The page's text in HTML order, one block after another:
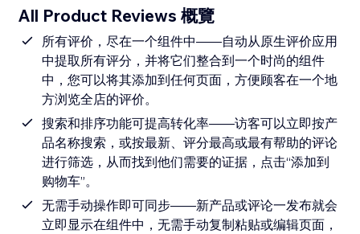
All Product Reviews 概覽
所有评价，尽在一个组件中——自动从原生评价应用
中提取所有评分，并将它们整合到一个时尚的组件
中，您可以将其添加到任何页面，方便顾客在一个地
方浏览全店的评价。
搜索和排序功能可提高转化率——访客可以立即按产
品名称搜索，或按最新、评分最高或最有帮助的评论
进行筛选，从而找到他们需要的证据，点击“添加到
购物车”。
无需手动操作即可同步——新产品或评论一发布就会
立即显示在组件中，无需手动复制粘贴或编辑页面，